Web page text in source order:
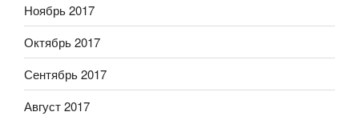
Ноябрь 2017
Октябрь 2017
Сентябрь 2017
Август 2017